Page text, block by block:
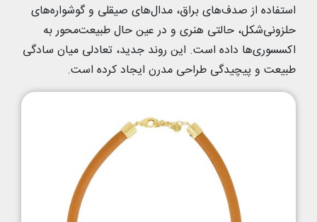
استفاده از صدف‌های براق، مدال‌های صیقلی و گوشواره‌های
حلزونی‌شکل، حالتی هنری و در عین حال طبیعت‌محور به
اکسسوری‌ها داده است. این روند جدید، تعادلی میان سادگی
طبیعت و پیچیدگی طراحی مدرن ایجاد کرده است.